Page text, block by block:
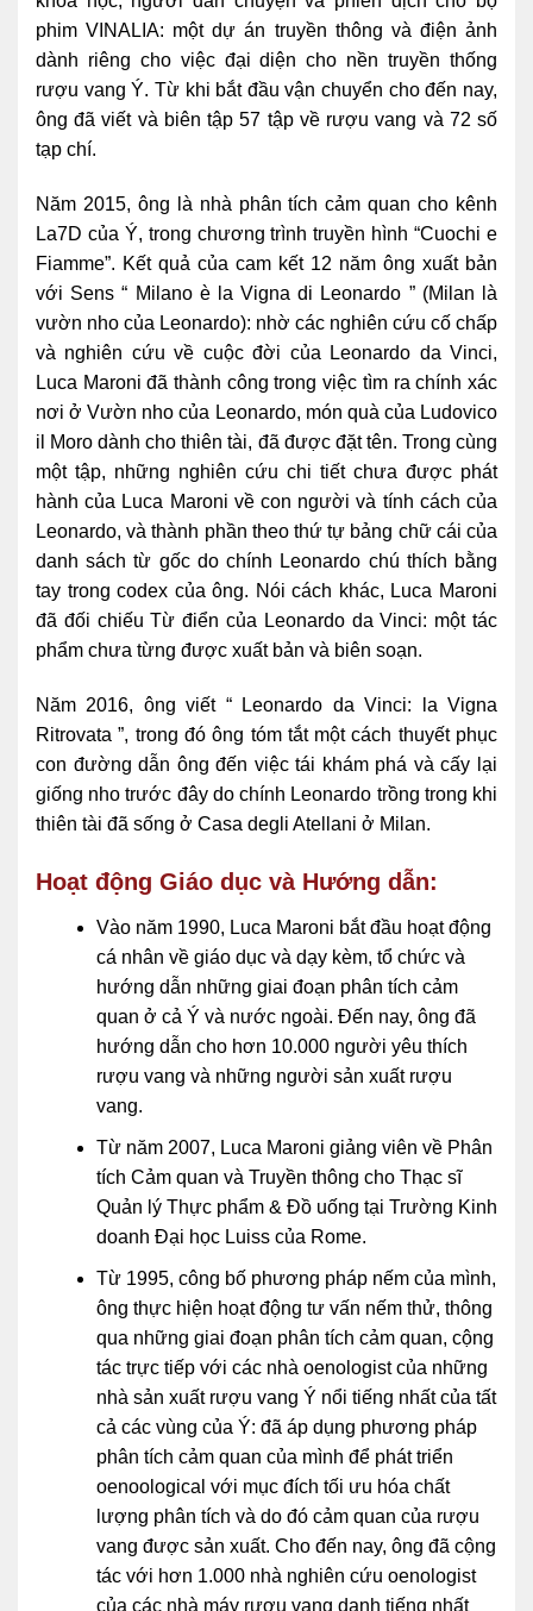
phim VINALIA: một dự án truyền thông và điện ảnh
dành riêng cho việc đại diện cho nền truyền thống
rượu vang Ý. Từ khi bắt đầu vận chuyển cho đến nay,
ông đã viết và biên tập 57 tập về rượu vang và 72 số
tạp chí.
Năm 2015, ông là nhà phân tích cảm quan cho kênh
La7D của Ý, trong chương trình truyền hình “Cuochi e
Fiamme”. Kết quả của cam kết 12 năm ông xuất bản
với Sens “ Milano è la Vigna di Leonardo ” (Milan là
vườn nho của Leonardo): nhờ các nghiên cứu cố chấp
và nghiên cứu về cuộc đời của Leonardo da Vinci,
Luca Maroni đã thành công trong việc tìm ra chính xác
nơi ở Vườn nho của Leonardo, món quà của Ludovico
il Moro dành cho thiên tài, đã được đặt tên. Trong cùng
một tập, những nghiên cứu chi tiết chưa được phát
hành của Luca Maroni về con người và tính cách của
Leonardo, và thành phần theo thứ tự bảng chữ cái của
danh sách từ gốc do chính Leonardo chú thích bằng
tay trong codex của ông. Nói cách khác, Luca Maroni
đã đối chiếu Từ điển của Leonardo da Vinci: một tác
phẩm chưa từng được xuất bản và biên soạn.
Năm 2016, ông viết “ Leonardo da Vinci: la Vigna
Ritrovata ”, trong đó ông tóm tắt một cách thuyết phục
con đường dẫn ông đến việc tái khám phá và cấy lại
giống nho trước đây do chính Leonardo trồng trong khi
thiên tài đã sống ở Casa degli Atellani ở Milan.
Hoạt động Giáo dục và Hướng dẫn:
Vào năm 1990, Luca Maroni bắt đầu hoạt động
cá nhân về giáo dục và dạy kèm, tổ chức và
hướng dẫn những giai đoạn phân tích cảm
quan ở cả Ý và nước ngoài. Đến nay, ông đã
hướng dẫn cho hơn 10.000 người yêu thích
rượu vang và những người sản xuất rượu
vang.
Từ năm 2007, Luca Maroni giảng viên về Phân
tích Cảm quan và Truyền thông cho Thạc sĩ
Quản lý Thực phẩm & Đồ uống tại Trường Kinh
doanh Đại học Luiss của Rome.
Từ 1995, công bố phương pháp nếm của mình,
ông thực hiện hoạt động tư vấn nếm thử, thông
qua những giai đoạn phân tích cảm quan, cộng
tác trực tiếp với các nhà oenologist của những
nhà sản xuất rượu vang Ý nổi tiếng nhất của tất
cả các vùng của Ý: đã áp dụng phương pháp
phân tích cảm quan của mình để phát triển
oenoological với mục đích tối ưu hóa chất
lượng phân tích và do đó cảm quan của rượu
vang được sản xuất. Cho đến nay, ông đã cộng
tác với hơn 1.000 nhà nghiên cứu oenologist
của các nhà máy rượu vang danh tiếng nhất